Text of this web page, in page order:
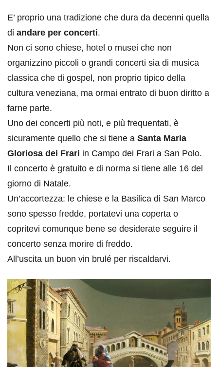
E’ proprio una tradizione che dura da decenni quella
di andare per concerti.
Non ci sono chiese, hotel o musei che non
organizzino piccoli o grandi concerti sia di musica
classica che di gospel, non proprio tipico della
cultura veneziana, ma ormai entrato di buon diritto a
farne parte.
Uno dei concerti più noti, e più frequentati, è
sicuramente quello che si tiene a Santa Maria
Gloriosa dei Frari in Campo dei Frari a San Polo.
Il concerto è gratuito e di norma si tiene alle 16 del
giorno di Natale.
Un’accortezza: le chiese e la Basilica di San Marco
sono spesso fredde, portatevi una coperta o
copritevi comunque bene se desiderate seguire il
concerto senza morire di freddo.
All’uscita un buon vin brulé per riscaldarvi.